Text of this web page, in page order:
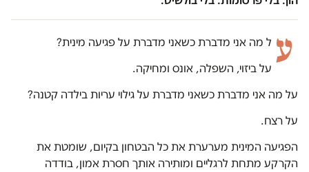
ע ל מה אני מדברת כשאני מדברת על פגיעה מינית?
על ביזוי, השפלה, אונס ומחיקה.
על מה אני מדברת כשאני מדברת על גילוי עריות בילדה קטנה?
על רצח.
הפגיעה המינית מערערת את כל הבטחון בקיום, שומטת את
הקרקע מתחת לרגליים ומותירה אותך חסרת אמון, בודדה